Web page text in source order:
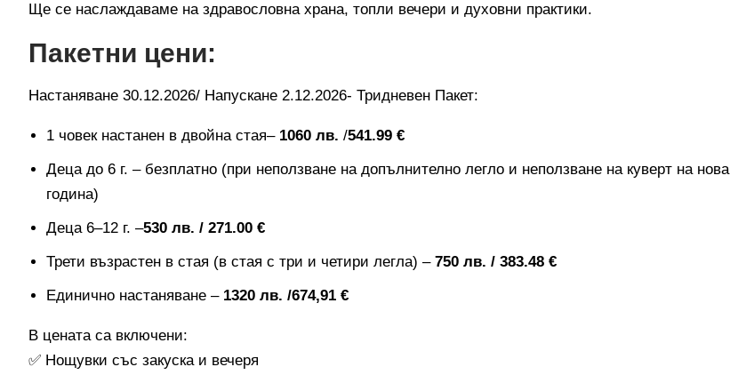
Ще се наслаждаваме на здравословна храна, топли вечери и духовни практики.
Пакетни цени:
Настаняване 30.12.2026/ Напускане 2.12.2026- Тридневен Пакет:
1 човек настанен в двойна стая– 1060 лв. /541.99 €
Деца до 6 г. – безплатно (при неползване на допълнително легло и неползване на куверт на нова
година)
Деца 6–12 г. –530 лв. / 271.00 €
Трети възрастен в стая (в стая с три и четири легла) – 750 лв. / 383.48 €
Единично настаняване – 1320 лв. /674,91 €
В цената са включени:
✅ Нощувки със закуска и вечеря